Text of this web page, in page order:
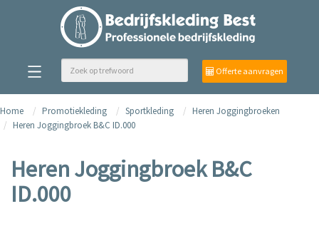
Offerte aanvragen
Home Promotiekleding Sportkleding
Heren Joggingbroeken
Heren Joggingbroek B&C ID.000
Heren Joggingbroek B&C
ID.000